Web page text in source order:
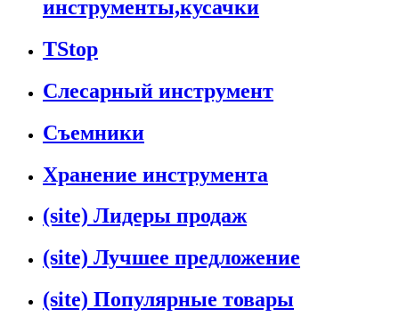
инструменты,кусачки
TStop
Слесарный инструмент
Съемники
Хранение инструмента
(site) Лидеры продаж
(site) Лучшее предложение
(site) Популярные товары